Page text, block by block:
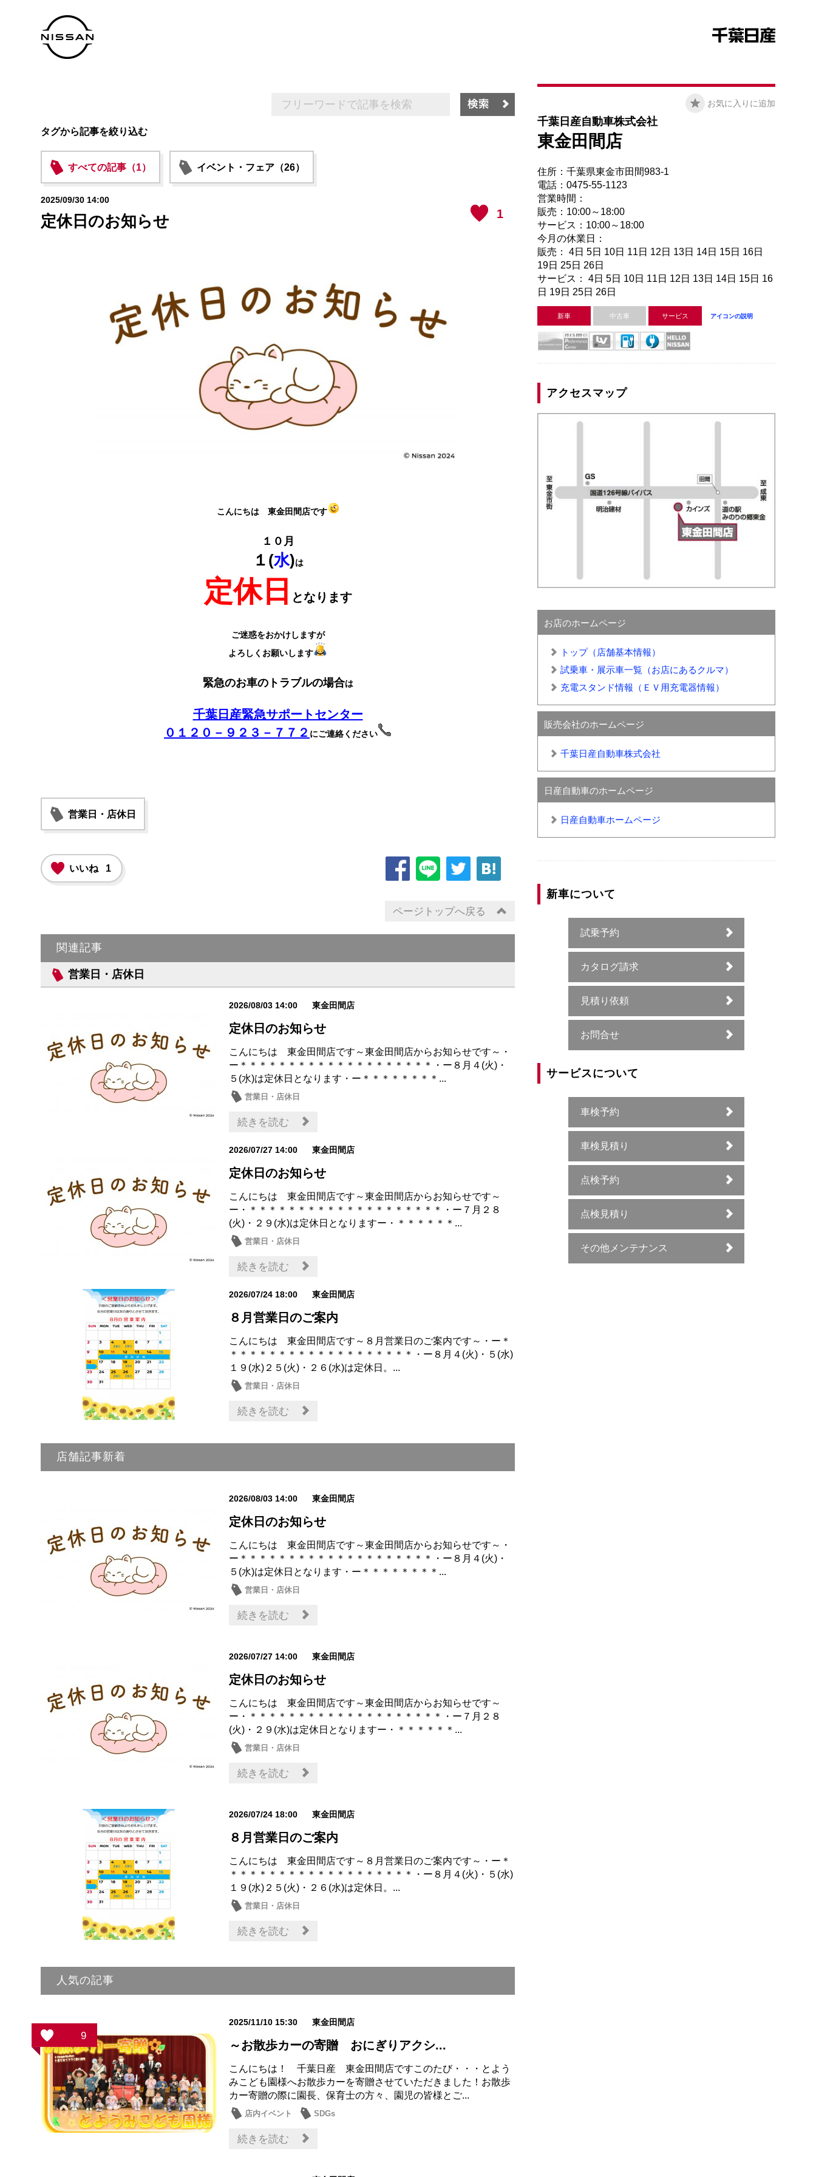
タグから記事を絞り込む
すべての記事（1） イベント・フェア（26）
1
2025/09/30 14:00
定休日のお知らせ
こんにちは 東金田間店です
１０月
１(水)は
定休日 となります
ご迷惑をおかけしますが
よろしくお願いします
緊急のお車のトラブルの場合は
千葉日産緊急サポートセンター
０１２０－９２３－７７２ にご連絡ください
営業日・店休日
いいね 1
ページトップへ戻る
関連記事
営業日・店休日
2026/08/03 14:00 東金田間店
定休日のお知らせ
こんにちは 東金田間店です～東金田間店からお知らせです～・
ー＊＊＊＊＊＊＊＊＊＊＊＊＊＊＊＊＊＊＊＊・ー８月４(火)・
５(水)は定休日となります・ー＊＊＊＊＊＊＊＊...
営業日・店休日
続きを読む
2026/07/27 14:00 東金田間店
定休日のお知らせ
こんにちは 東金田間店です～東金田間店からお知らせです～
ー・＊＊＊＊＊＊＊＊＊＊＊＊＊＊＊＊＊＊＊＊・ー７月２８
(火)・２９(水)は定休日となりますー・＊＊＊＊＊＊...
営業日・店休日
続きを読む
2026/07/24 18:00 東金田間店
８月営業日のご案内
こんにちは 東金田間店です～８月営業日のご案内です～・ー＊
＊＊＊＊＊＊＊＊＊＊＊＊＊＊＊＊＊＊＊・ー８月４(火)・５(水)
１９(水)２５(火)・２６(水)は定休日。...
営業日・店休日
続きを読む
店舗記事新着
2026/08/03 14:00 東金田間店
定休日のお知らせ
こんにちは 東金田間店です～東金田間店からお知らせです～・
ー＊＊＊＊＊＊＊＊＊＊＊＊＊＊＊＊＊＊＊＊・ー８月４(火)・
５(水)は定休日となります・ー＊＊＊＊＊＊＊＊...
営業日・店休日
続きを読む
2026/07/27 14:00 東金田間店
定休日のお知らせ
こんにちは 東金田間店です～東金田間店からお知らせです～
ー・＊＊＊＊＊＊＊＊＊＊＊＊＊＊＊＊＊＊＊＊・ー７月２８
(火)・２９(水)は定休日となりますー・＊＊＊＊＊＊...
営業日・店休日
続きを読む
2026/07/24 18:00 東金田間店
８月営業日のご案内
こんにちは 東金田間店です～８月営業日のご案内です～・ー＊
＊＊＊＊＊＊＊＊＊＊＊＊＊＊＊＊＊＊＊・ー８月４(火)・５(水)
１９(水)２５(火)・２６(水)は定休日。...
営業日・店休日
続きを読む
人気の記事
9
2025/11/10 15:30 東金田間店
～お散歩カーの寄贈 おにぎりアクシ...
こんにちは！ 千葉日産 東金田間店ですこのたび・・・とよう
みこども園様へお散歩カーを寄贈させていただきました！お散歩
カー寄贈の際に園長、保育士の方々、園児の皆様とご...
店内イベント SDGs
続きを読む
お気に入りに追加
千葉日産自動車株式会社
東金田間店
住所：千葉県東金市田間983-1
電話：0475-55-1123
営業時間：
販売：10:00～18:00
サービス：10:00～18:00
今月の休業日：
販売： 4日 5日 10日 11日 12日 13日 14日 15日 16日
19日 25日 26日
サービス： 4日 5日 10日 11日 12日 13日 14日 15日 16
日 19日 25日 26日
新車 中古車 サービス アイコンの説明
アクセスマップ
お店のホームページ
トップ（店舗基本情報）
試乗車・展示車一覧（お店にあるクルマ）
充電スタンド情報（ＥＶ用充電器情報）
販売会社のホームページ
千葉日産自動車株式会社
日産自動車のホームページ
日産自動車ホームページ
新車について
試乗予約
カタログ請求
見積り依頼
お問合せ
サービスについて
車検予約
車検見積り
点検予約
点検見積り
その他メンテナンス